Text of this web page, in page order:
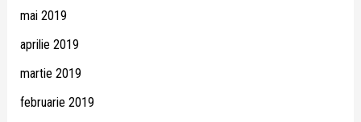
mai 2019
aprilie 2019
martie 2019
februarie 2019